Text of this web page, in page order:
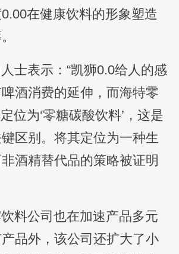
在健康饮料的形象塑造
士表示：“凯狮0.0给人的感
酒消费的延伸，而海特零
位为‘零糖碳酸饮料’，这是
区别。将其定位为一种生
酒精替代品的策略被证明
料公司也在加速产品多元
品外，该公司还扩大了小